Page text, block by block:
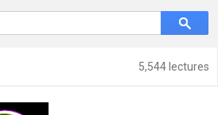
5,544 lectures